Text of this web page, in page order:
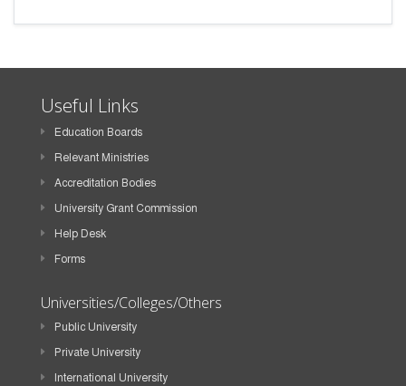
Useful Links
Education Boards
Relevant Ministries
Accreditation Bodies
University Grant Commission
Help Desk
Forms
Universities/Colleges/Others
Public University
Private University
International University